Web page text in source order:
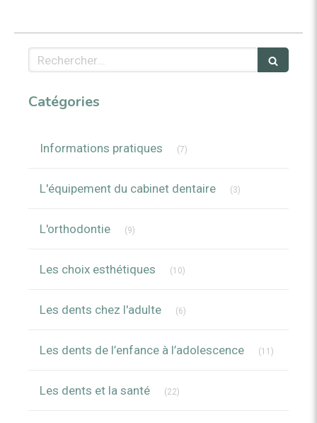
Rechercher
Catégories
Informations pratiques (7)
L'équipement du cabinet dentaire (3)
L'orthodontie (9)
Les choix esthétiques (10)
Les dents chez l'adulte (6)
Les dents de l’enfance à l’adolescence (11)
Les dents et la santé (22)